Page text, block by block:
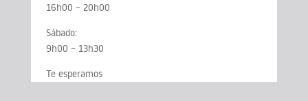
16h00 – 20h00
Sábado:
9h00 – 13h30
Te esperamos